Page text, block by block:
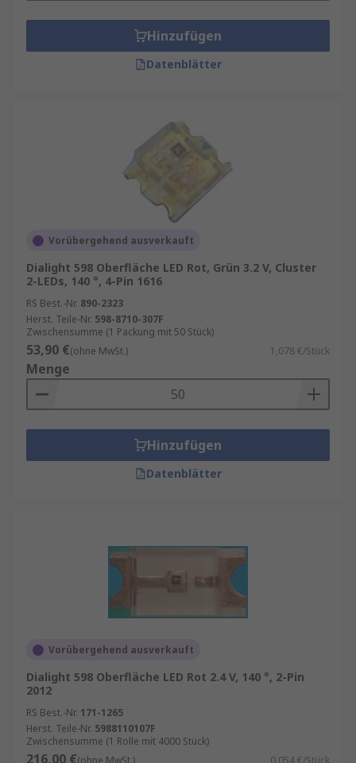
Hinzufügen
Datenblätter
Vorübergehend ausverkauft
Dialight 598 Oberfläche LED Rot, Grün 3.2 V, Cluster
2-LEDs, 140 °, 4-Pin 1616
RS Best.-Nr. 890-2323
Herst. Teile-Nr. 598-8710-307F
Zwischensumme (1 Packung mit 50 Stück)
53,90 €(ohne MwSt.) 1,078 €/Stück
Menge
Hinzufügen
Datenblätter
Vorübergehend ausverkauft
Dialight 598 Oberfläche LED Rot 2.4 V, 140 °, 2-Pin
2012
RS Best.-Nr. 171-1265
Herst. Teile-Nr. 5988110107F
Zwischensumme (1 Rolle mit 4000 Stück)
216,00 €(ohne MwSt.) 0,054 €/Stück